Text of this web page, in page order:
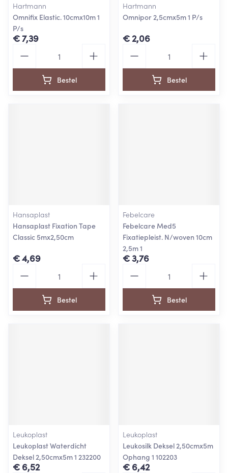
Hartmann
Omnifix Elastic. 10cmx10m 1
P/s
€ 7,39
Bestel
Hartmann
Omnipor 2,5cmx5m 1 P/s
€ 2,06
Bestel
Hansaplast
Hansaplast Fixation Tape
Classic 5mx2,50cm
€ 4,69
Bestel
Febelcare
Febelcare Med5
Fixatiepleist. N/woven 10cm
2,5m 1
€ 3,76
Bestel
Leukoplast
Leukoplast Waterdicht
Deksel 2,50cmx5m 1 232200
€ 6,52
Leukoplast
Leukosilk Deksel 2,50cmx5m
Ophang 1 102203
€ 6,42